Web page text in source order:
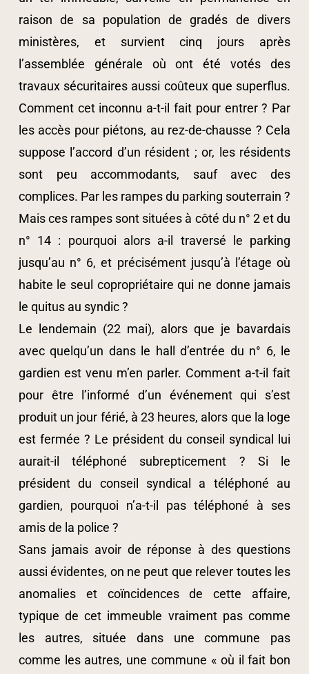
raison de sa population de gradés de divers
ministères, et survient cinq jours après
l’assemblée générale où ont été votés des
travaux sécuritaires aussi coûteux que superflus.
Comment cet inconnu a-t-il fait pour entrer ? Par
les accès pour piétons, au rez-de-chausse ? Cela
suppose l’accord d’un résident ; or, les résidents
sont peu accommodants, sauf avec des
complices. Par les rampes du parking souterrain ?
Mais ces rampes sont situées à côté du n° 2 et du
n° 14 : pourquoi alors a-il traversé le parking
jusqu’au n° 6, et précisément jusqu’à l’étage où
habite le seul copropriétaire qui ne donne jamais
le quitus au syndic ?
Le lendemain (22 mai), alors que je bavardais
avec quelqu’un dans le hall d’entrée du n° 6, le
gardien est venu m’en parler. Comment a-t-il fait
pour être l’informé d’un événement qui s’est
produit un jour férié, à 23 heures, alors que la loge
est fermée ? Le président du conseil syndical lui
aurait-il téléphoné subrepticement ? Si le
président du conseil syndical a téléphoné au
gardien, pourquoi n’a-t-il pas téléphoné à ses
amis de la police ?
Sans jamais avoir de réponse à des questions
aussi évidentes, on ne peut que relever toutes les
anomalies et coïncidences de cette affaire,
typique de cet immeuble vraiment pas comme
les autres, située dans une commune pas
comme les autres, une commune « où il fait bon